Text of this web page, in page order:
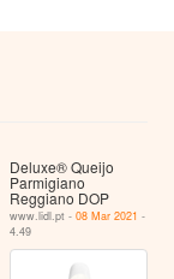
Deluxe® Queijo
Parmigiano
Reggiano DOP
www.lidl.pt -08 Mar 2021 -
4.49